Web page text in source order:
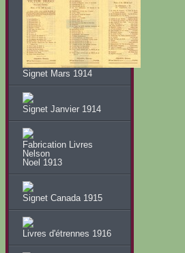
Signet Mars 1914
Signet Janvier 1914
Fabrication Livres
Nelson
Noel 1913
Signet Canada 1915
Livres d'étrennes 1916